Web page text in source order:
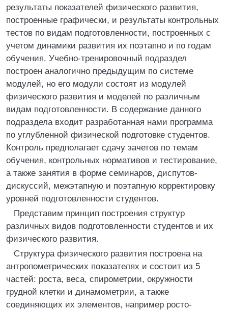
результаты показателей физического развития,
построенные графически, и результаты контрольных
тестов по видам подготовленности, построенных с
учетом динамики развития их поэтапно и по годам
обучения. Учебно-тренировочный подраздел
построен аналогично предыдущим по системе
модулей, но его модули состоят из модулей
физического развития и моделей по различным
видам подготовленности. В содержание данного
подраздела входит разработанная нами программа
по углубленной физической подготовке студентов.
Контроль предполагает сдачу зачетов по темам
обучения, контрольных нормативов и тестирование,
а также занятия в форме семинаров, диспутов-
дискуссий, межэтапную и поэтапную корректировку
уровней подготовленности студентов.
Представим принцип построения структур
различных видов подготовленности студентов и их
физического развития.
Структура физического развития построена на
антропометрических показателях и состоит из 5
частей: роста, веса, спирометрии, окружности
грудной клетки и динамометрии, а также
соединяющих их элементов, например росто-